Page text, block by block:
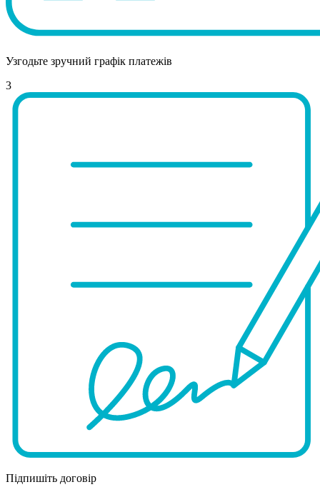
Узгодьте зручний графік платежів
3
Підпишіть договір